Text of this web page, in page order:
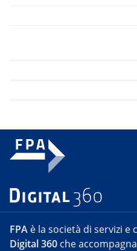
FPA è la società di servizi e
Digital 360 che